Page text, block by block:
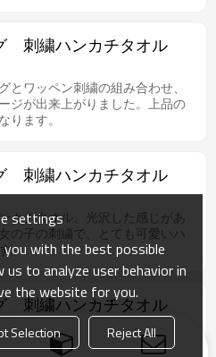
刺繍ハンカチタオル
とワッペン刺繍の組み合わせ、
ジが出来上がりました。上品の
ります。
刺繍ハンカチタオル
カチタオル、光沢した感じがあ
の子の刺繍で、とても可愛いハ
。
刺繍ハンカチタオル
と刺繍の組み合わせ。周囲は刺
settings
with the best possible
us to analyze user behavior in
the website for you.
Selection Reject All